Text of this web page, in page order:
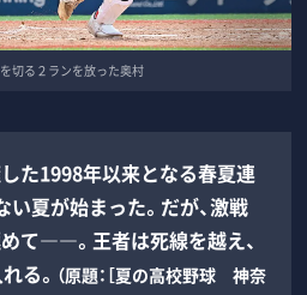
切る２ランを放った奥村
た1998年以来となる春夏連
い夏が始まった。だが、激戦
て――。王者は死線を越え、
る。 （原題：［夏の高校野球 神奈